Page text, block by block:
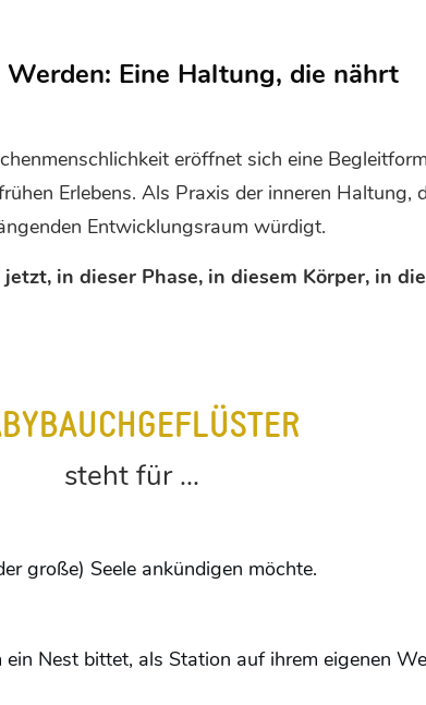
Eine Haltung, die nährt
eröffnet sich eine
Erlebens. Als Praxis der inneren Haltung,
Entwicklungsraum würdigt.
in dieser Phase, in diesem Körper, in
steht für ...
große) Seele ankündigen möchte.
Nest bittet, als Station auf ihrem eigenen